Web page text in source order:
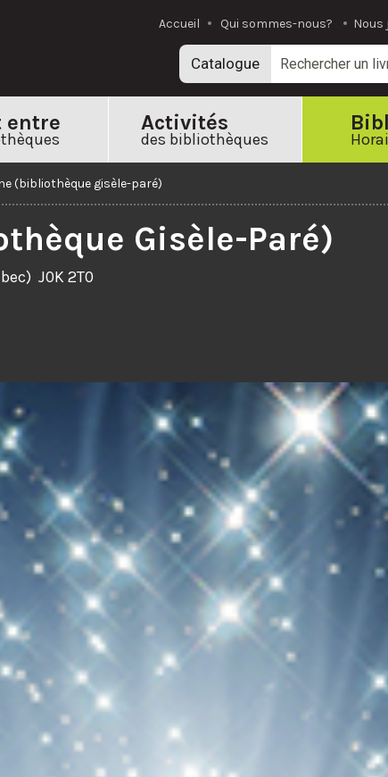
Accueil Qui sommes-nous? Nous
Catalogue
entre Activités
des bibliothèques
(bibliothèque gisèle-paré)
Gisèle-Paré)
J0K 2T0